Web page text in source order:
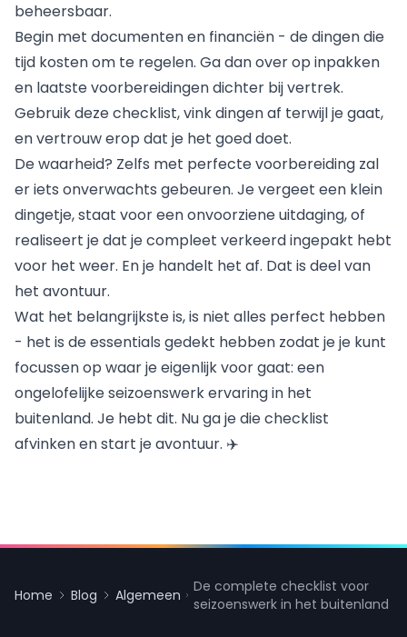
beheersbaar.
Begin met documenten en financiën - de dingen die
tijd kosten om te regelen. Ga dan over op inpakken
en laatste voorbereidingen dichter bij vertrek.
Gebruik deze checklist, vink dingen af terwijl je gaat,
en vertrouw erop dat je het goed doet.
De waarheid? Zelfs met perfecte voorbereiding zal
er iets onverwachts gebeuren. Je vergeet een klein
dingetje, staat voor een onvoorziene uitdaging, of
realiseert je dat je compleet verkeerd ingepakt hebt
voor het weer. En je handelt het af. Dat is deel van
het avontuur.
Wat het belangrijkste is, is niet alles perfect hebben
- het is de essentials gedekt hebben zodat je je kunt
focussen op waar je eigenlijk voor gaat: een
ongelofelijke seizoenswerk ervaring in het
buitenland. Je hebt dit. Nu ga je die checklist
afvinken en start je avontuur. ✈️
Home Blog Algemeen
De complete checklist voor
seizoenswerk in het buitenland